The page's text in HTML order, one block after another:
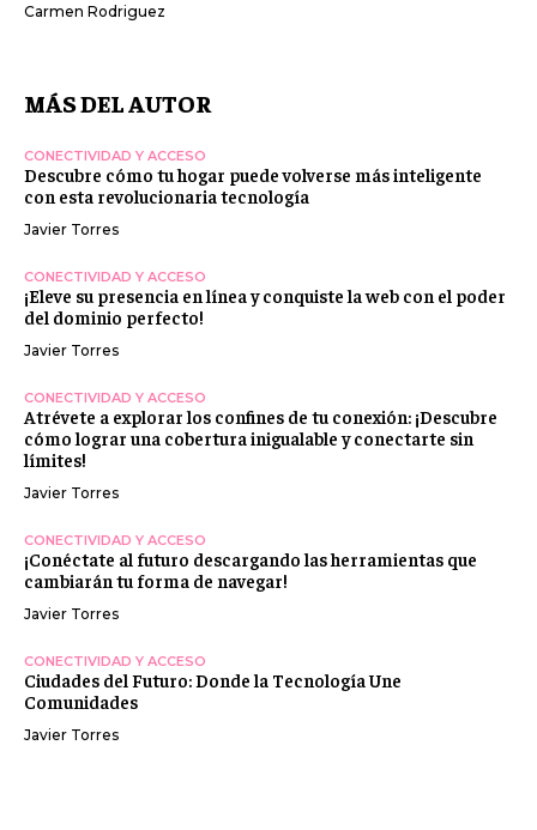
Carmen Rodriguez
MÁS DEL AUTOR
CONECTIVIDAD Y ACCESO
Descubre cómo tu hogar puede volverse más inteligente
con esta revolucionaria tecnología
Javier Torres
CONECTIVIDAD Y ACCESO
¡Eleve su presencia en línea y conquiste la web con el poder
del dominio perfecto!
Javier Torres
CONECTIVIDAD Y ACCESO
Atrévete a explorar los confines de tu conexión: ¡Descubre
cómo lograr una cobertura inigualable y conectarte sin
límites!
Javier Torres
CONECTIVIDAD Y ACCESO
¡Conéctate al futuro descargando las herramientas que
cambiarán tu forma de navegar!
Javier Torres
CONECTIVIDAD Y ACCESO
Ciudades del Futuro: Donde la Tecnología Une
Comunidades
Javier Torres